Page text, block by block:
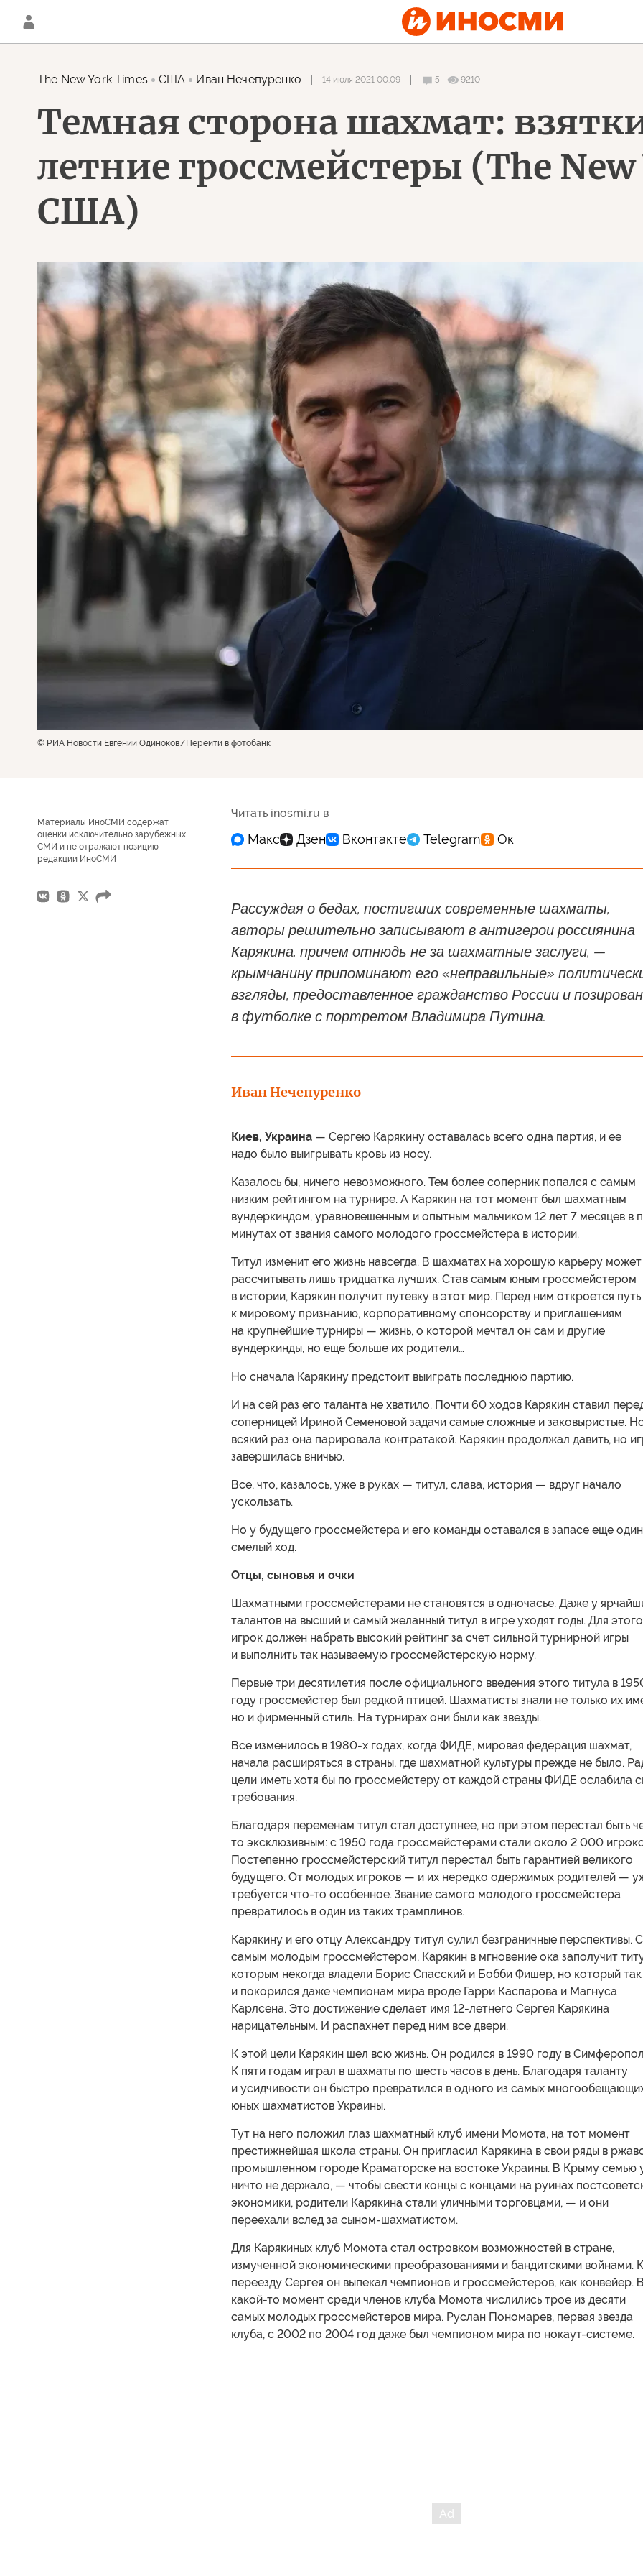
The New York Times США Иван Нечепуренко 14 июля 2021 00:09 5 9210
Темная сторона шахмат:
летние гроссмейстеры (The
США)
© РИА Новости Евгений Одиноков Перейти в фотобанк
Материалы ИноСМИ содержат
оценки исключительно зарубежных
СМИ и не отражают позицию
редакции ИноСМИ
Читать inosmi.ru в
Рассуждая о бедах, постигших современные шахматы,
авторы решительно записывают в антигерои россиянина
Карякина, причем отнюдь не за шахматные заслуги, —
крымчанину припоминают его «неправильные»
взгляды, предоставленное гражданство России и
в футболке с портретом Владимира Путина.
Иван Нечепуренко
Киев, Украина — Сергею Карякину оставалась всего одна партия, и ее
надо было выигрывать кровь из носу.
Казалось бы, ничего невозможного. Тем более соперник попался с самым
низким рейтингом на турнире. А Карякин на тот момент был шахматным
вундеркиндом, уравновешенным и опытным мальчиком 12 лет 7 месяцев в
минутах от звания самого молодого гроссмейстера в истории.
Титул изменит его жизнь навсегда. В шахматах на хорошую карьеру может
рассчитывать лишь тридцатка лучших. Став самым юным гроссмейстером
в истории, Карякин получит путевку в этот мир. Перед ним откроется путь
к мировому признанию, корпоративному спонсорству и приглашениям
на крупнейшие турниры — жизнь, о которой мечтал он сам и другие
вундеркинды, но еще больше их родители…
Но сначала Карякину предстоит выиграть последнюю партию.
И на сей раз его таланта не хватило. Почти 60 ходов Карякин ставил
соперницей Ириной Семеновой задачи самые сложные и заковыристые.
всякий раз она парировала контратакой. Карякин продолжал давить, но
завершилась вничью.
Все, что, казалось, уже в руках — титул, слава, история — вдруг начало
ускользать.
Но у будущего гроссмейстера и его команды оставался в запасе еще один
смелый ход.
Отцы, сыновья и очки
Шахматными гроссмейстерами не становятся в одночасье. Даже у
талантов на высший и самый желанный титул в игре уходят годы. Для этого
игрок должен набрать высокий рейтинг за счет сильной турнирной игры
и выполнить так называемую гроссмейстерскую норму.
Первые три десятилетия после официального введения этого титула в
году гроссмейстер был редкой птицей. Шахматисты знали не только их
но и фирменный стиль. На турнирах они были как звезды.
Все изменилось в 1980-х годах, когда ФИДЕ, мировая федерация шахмат,
начала расширяться в страны, где шахматной культуры прежде не было.
цели иметь хотя бы по гроссмейстеру от каждой страны ФИДЕ ослабила
требования.
Благодаря переменам титул стал доступнее, но при этом перестал быть
то эксклюзивным: с 1950 года гроссмейстерами стали около 2 000
Постепенно гроссмейстерский титул перестал быть гарантией великого
будущего. От молодых игроков — и их нередко одержимых родителей —
требуется что-то особенное. Звание самого молодого гроссмейстера
превратилось в один из таких трамплинов.
Карякину и его отцу Александру титул сулил безграничные перспективы.
самым молодым гроссмейстером, Карякин в мгновение ока заполучит
которым некогда владели Борис Спасский и Бобби Фишер, но который так
и покорился даже чемпионам мира вроде Гарри Каспарова и Магнуса
Карлсена. Это достижение сделает имя 12-летнего Сергея Карякина
нарицательным. И распахнет перед ним все двери.
К этой цели Карякин шел всю жизнь. Он родился в 1990 году в
К пяти годам играл в шахматы по шесть часов в день. Благодаря таланту
и усидчивости он быстро превратился в одного из самых
юных шахматистов Украины.
Тут на него положил глаз шахматный клуб имени Момота, на тот момент
престижнейшая школа страны. Он пригласил Карякина в свои ряды в
промышленном городе Краматорске на востоке Украины. В Крыму семью
ничто не держало, — чтобы свести концы с концами на руинах
экономики, родители Карякина стали уличными торговцами, — и они
переехали вслед за сыном-шахматистом.
Для Карякиных клуб Момота стал островком возможностей в стране,
измученной экономическими преобразованиями и бандитскими войнами. К
переезду Сергея он выпекал чемпионов и гроссмейстеров, как конвейер. В
какой-то момент среди членов клуба Момота числились трое из десяти
самых молодых гроссмейстеров мира. Руслан Пономарев, первая звезда
клуба, с 2002 по 2004 год даже был чемпионом мира по нокаут-системе.